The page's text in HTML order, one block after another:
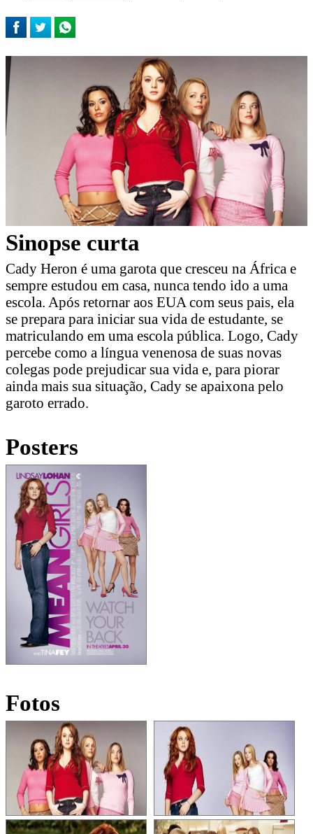
Sinopse curta
Cady Heron é uma garota que cresceu na África e
sempre estudou em casa, nunca tendo ido a uma
escola. Após retornar aos EUA com seus pais, ela
se prepara para iniciar sua vida de estudante, se
matriculando em uma escola pública. Logo, Cady
percebe como a língua venenosa de suas novas
colegas pode prejudicar sua vida e, para piorar
ainda mais sua situação, Cady se apaixona pelo
garoto errado.
Posters
Fotos